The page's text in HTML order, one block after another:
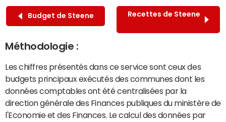
Budget de Steene Recettes de Steene
Méthodologie :
Les chiffres présentés dans ce service sont ceux des
budgets principaux exécutés des communes dont les
données comptables ont été centralisées par la
direction générale des Finances publiques du ministère de
l'Economie et des Finances. Le calcul des données par